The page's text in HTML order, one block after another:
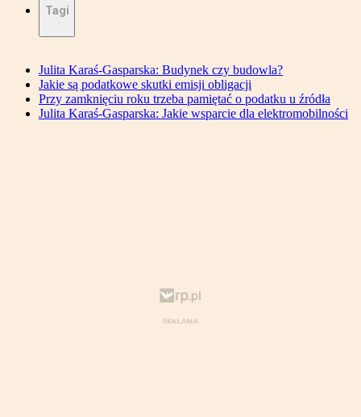
Tagi
Julita Karaś-Gasparska: Budynek czy budowla?
Jakie są podatkowe skutki emisji obligacji
Przy zamknięciu roku trzeba pamiętać o podatku u źródła
Julita Karaś-Gasparska: Jakie wsparcie dla elektromobilności